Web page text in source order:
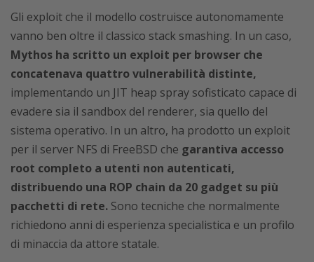
Gli exploit che il modello costruisce autonomamente
vanno ben oltre il classico stack smashing. In un caso,
Mythos ha scritto un exploit per browser che
concatenava quattro vulnerabilità distinte,
implementando un JIT heap spray sofisticato capace di
evadere sia il sandbox del renderer, sia quello del
sistema operativo. In un altro, ha prodotto un exploit
per il server NFS di FreeBSD che garantiva accesso
root completo a utenti non autenticati,
distribuendo una ROP chain da 20 gadget su più
pacchetti di rete. Sono tecniche che normalmente
richiedono anni di esperienza specialistica e un profilo
di minaccia da attore statale.